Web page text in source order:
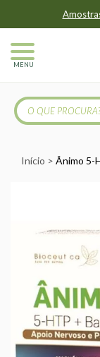
MENU
Início Ânimo 5-